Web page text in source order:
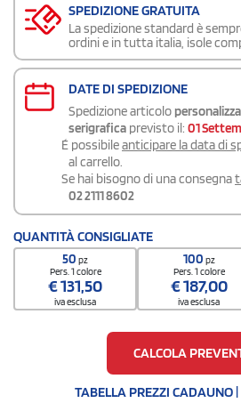
SPEDIZIONE GRATUITA
La spedizione standard è
ordini e in tutta italia, isole
DATE DI SPEDIZIONE
Spedizione articolo
serigrafica previsto il: 01
É possibileanticipare la data di
al carrello.
Se hai bisogno di una consegna
02 2111 8602
QUANTITÀ CONSIGLIATE
50pz
Pers. 1 colore
€131,50
iva esclusa
100 pz
Pers. 1 colore
€187,00
iva esclusa
CALCOLA
TABELLA PREZZI CADAUNO